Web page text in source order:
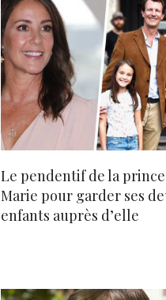
Le pendentif de la
Marie pour garder ses
enfants auprès d’elle